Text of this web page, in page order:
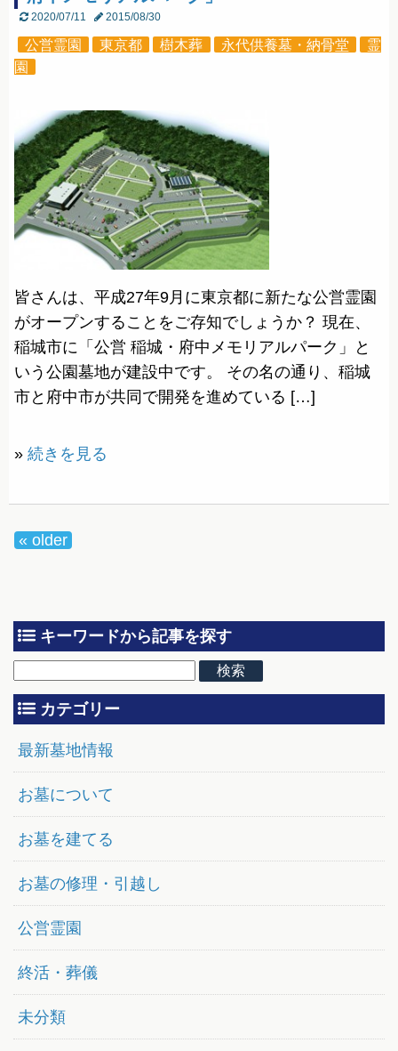
2020/07/11 2015/08/30
公営霊園 東京都 樹木葬 永代供養墓・納骨堂
霊
園
皆さんは、平成27年9月に東京都に新たな公営霊園
がオープンすることをご存知でしょうか？ 現在、
稲城市に「公営 稲城・府中メモリアルパーク」と
いう公園墓地が建設中です。 その名の通り、稲城
市と府中市が共同で開発を進めている […]
» 続きを見る
« older
キーワードから記事を探す
カテゴリー
最新墓地情報
お墓について
お墓を建てる
お墓の修理・引越し
公営霊園
終活・葬儀
未分類